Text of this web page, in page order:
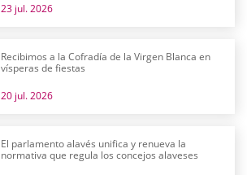
23 jul. 2026
Recibimos a la Cofradía de la Virgen Blanca en
vísperas de fiestas
20 jul. 2026
El parlamento alavés unifica y renueva la
normativa que regula los concejos alaveses